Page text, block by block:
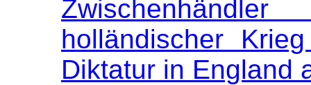
holländischer
Diktatur in England